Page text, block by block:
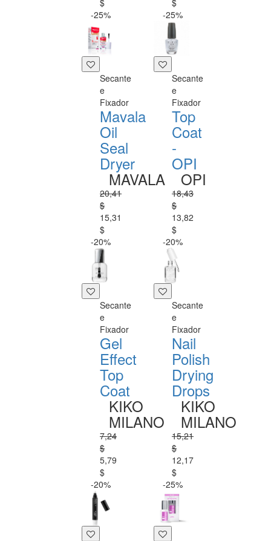
$
$
-25%
Secante
e
Fixador
Mavala
Oil
Seal
Dryer
MAVALA
20,41
$
15,31
$
-25%
Secante
e
Fixador
Top
Coat
-
OPI
OPI
18,43
$
13,82
$
-20%
Secante
e
Fixador
Gel
Effect
Top
Coat
KIKO
MILANO
7,24
$
5,79
$
-20%
Secante
e
Fixador
Nail
Polish
Drying
Drops
KIKO
MILANO
15,21
$
12,17
$
-20%
-25%